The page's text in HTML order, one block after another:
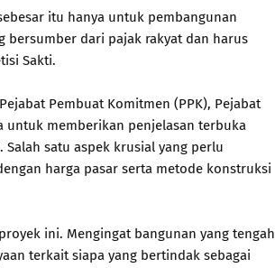
itu hanya untuk pembangunan
bersumber dari pajak rakyat dan harus
Sakti.
Pembuat Komitmen (PPK), Pejabat
untuk memberikan penjelasan terbuka
satu aspek krusial yang perlu
harga pasar serta metode konstruksi
ini. Mengingat bangunan yang tengah
terkait siapa yang bertindak sebagai